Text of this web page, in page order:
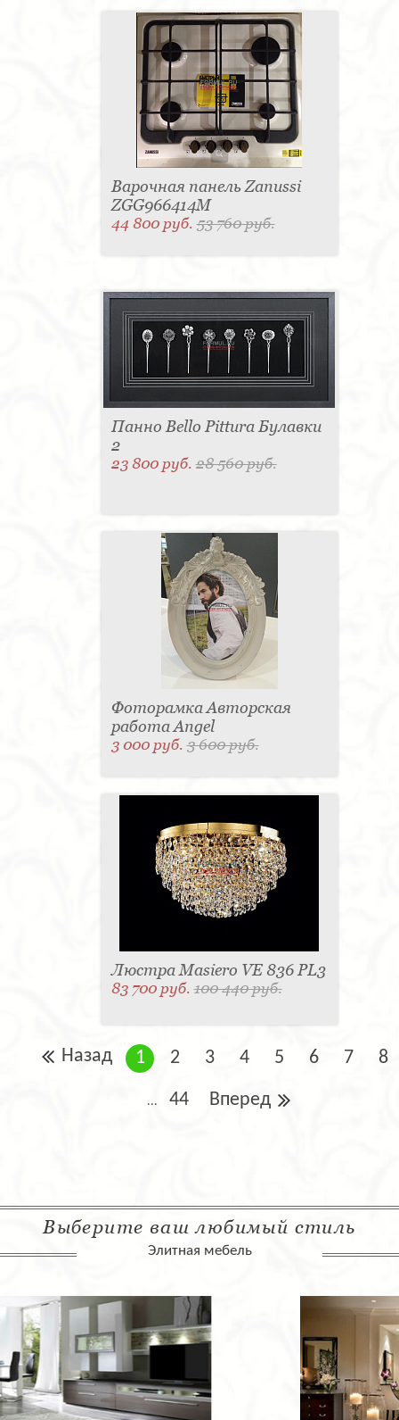
Варочная панель Zanussi
ZGG966414M
44 800 руб.53 760 руб.
Панно Bello Pittura Булавки
2
23 800 руб.28 560 руб.
Фоторамка Авторская
работа Angel
3 000 руб.3 600 руб.
Люстра Masiero VE 836 PL3
83 700 руб.100 440 руб.
Назад 1 2 3 4 5 6 7 8
... 44 Вперед
Выберите ваш любимый стиль
Элитная мебель